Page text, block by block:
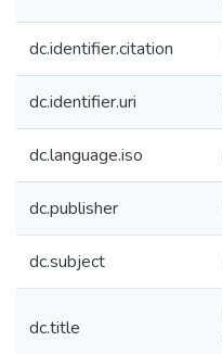
dc.identifier.citation
dc.identifier.uri
dc.language.iso
dc.publisher
dc.subject
dc.title